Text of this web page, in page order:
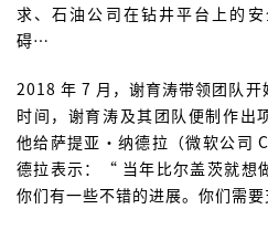
求、石油公司在钻井平台上的
碍…
2018 年 7 月，谢育涛带领团队
时间，谢育涛及其团队便制作出
他给萨提亚·纳德拉（微软公司
德拉表示：“ 当年比尔盖茨就想
你们有一些不错的进展。你们需